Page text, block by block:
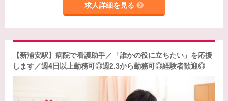
求人詳細を見る
【新浦安駅】病院で看護助手／「誰かの役に立ちたい」を応援
します／週4日以上勤務可◎週2.3から勤務可◎経験者歓迎◎